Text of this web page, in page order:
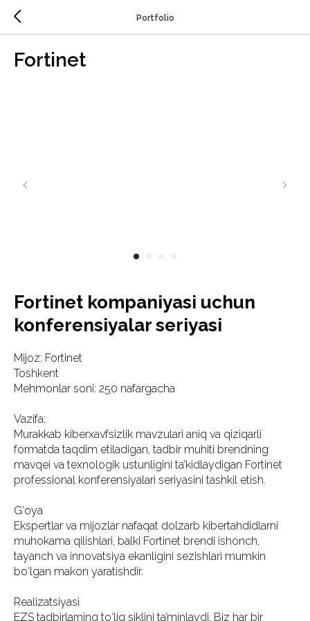
Portfolio
Fortinet
Fortinet kompaniyasi uchun
konferensiyalar seriyasi
Mijoz: Fortinet
Toshkent
Mehmonlar soni: 250 nafargacha
Vazifa:
Murakkab kiberxavfsizlik mavzulari aniq va qiziqarli
formatda taqdim etiladigan, tadbir muhiti brendning
mavqei va texnologik ustunligini ta’kidlaydigan Fortinet
professional konferensiyalari seriyasini tashkil etish.
G‘oya
Ekspertlar va mijozlar nafaqat dolzarb kibertahdidlarni
muhokama qilishlari, balki Fortinet brendi ishonch,
tayanch va innovatsiya ekanligini sezishlari mumkin
bo‘lgan makon yaratishdir.
Realizatsiyasi
EZS tadbirlarning to‘liq siklini ta’minlaydi. Biz har bir